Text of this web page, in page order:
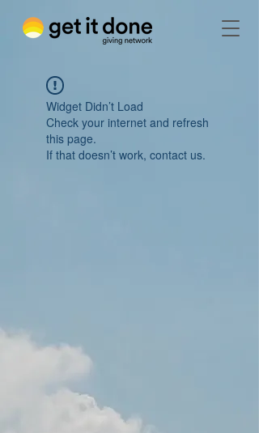
Widget Didn’t Load
Check your internet and refresh
this page.
If that doesn’t work, contact us.